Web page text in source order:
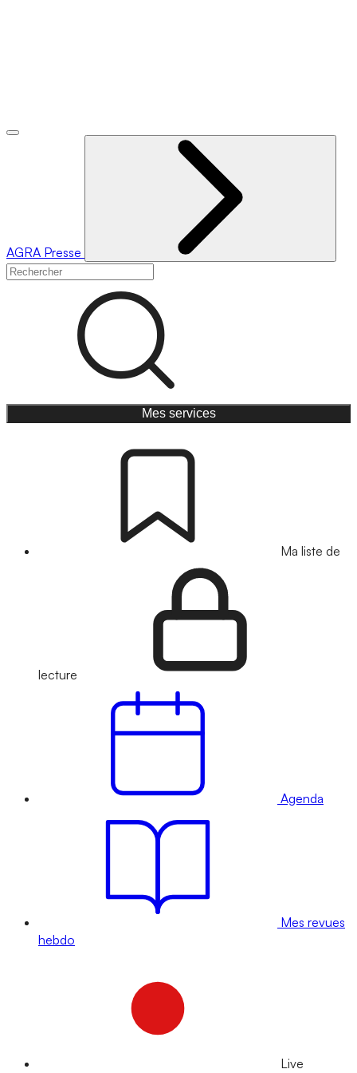
AGRA Presse
Mes services
Ma liste de
lecture
Agenda
Mes revues
hebdo
Live